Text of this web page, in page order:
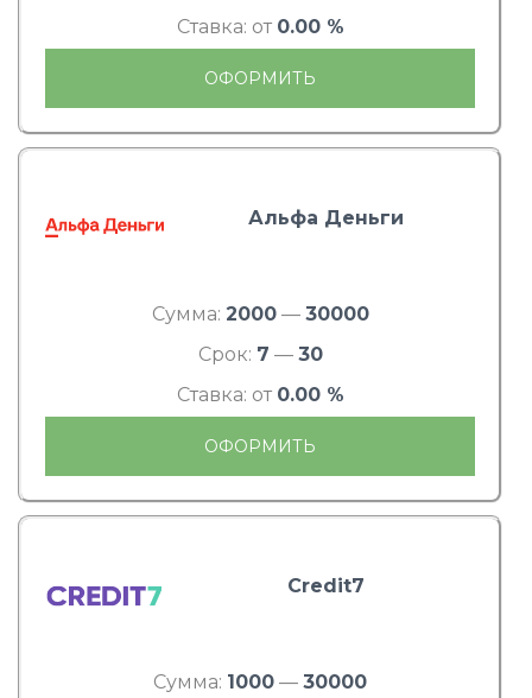
Ставка: от 0.00 %
ОФОРМИТЬ
Альфа Деньги
Сумма: 2000— 30000
Срок: 7 — 30
Ставка: от 0.00 %
ОФОРМИТЬ
Credit7
Сумма: 1000 — 30000